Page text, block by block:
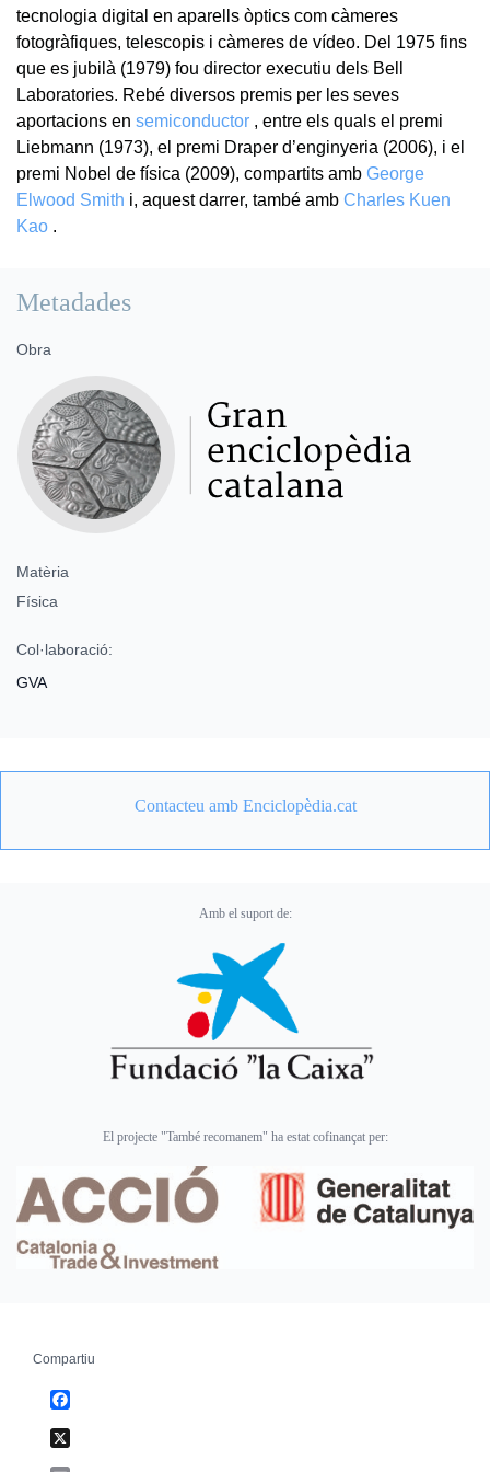
tecnologia digital en aparells òptics com càmeres
fotogràfiques, telescopis i càmeres de vídeo. Del 1975 fins
que es jubilà (1979) fou director executiu dels Bell
Laboratories. Rebé diversos premis per les seves
aportacions en semiconductor , entre els quals el premi
Liebmann (1973), el premi Draper d’enginyeria (2006), i el
premi Nobel de física (2009), compartits amb George
Elwood Smith i, aquest darrer, també amb Charles Kuen
Kao .
Metadades
Obra
Matèria
Física
Col·laboració:
GVA
Contacteu amb Enciclopèdia.cat
Amb el suport de:
El projecte "També recomanem" ha estat cofinançat per:
Compartiu